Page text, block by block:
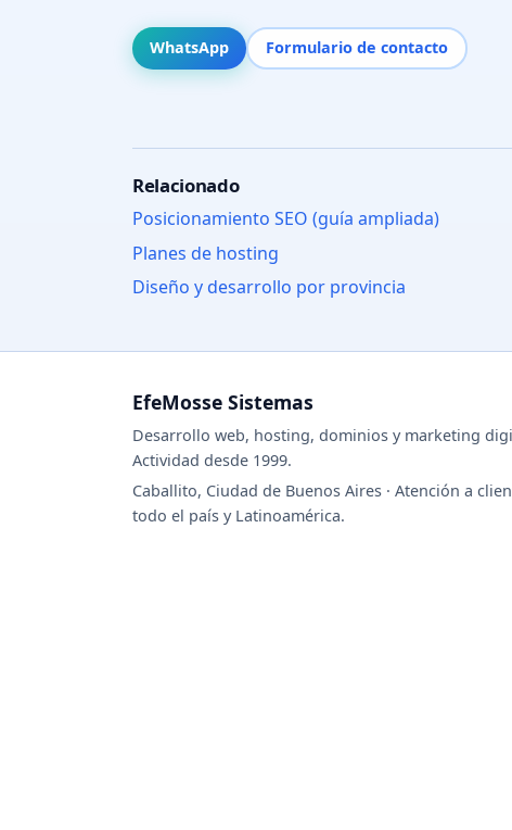
WhatsApp Formulario de contacto
Relacionado
Posicionamiento SEO (guía ampliada)
Planes de hosting
Diseño y desarrollo por provincia
EfeMosse Sistemas
Desarrollo web, hosting, dominios y marketing
Actividad desde 1999.
Caballito, Ciudad de Buenos Aires · Atención a
todo el país y Latinoamérica.